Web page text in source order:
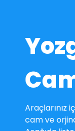
Araçlarınız
cam ve